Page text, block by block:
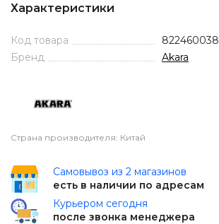
Характеристики
Код товара
822460038
Бренд
Akara
Страна производителя: Китай
Самовывоз из 2 магазинов
есть в наличии по адресам
Курьером сегодня
после звонка менеджера